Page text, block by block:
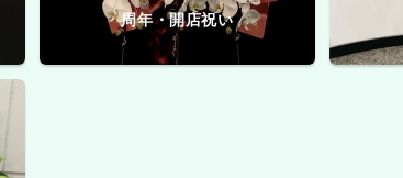
周年・開店祝い